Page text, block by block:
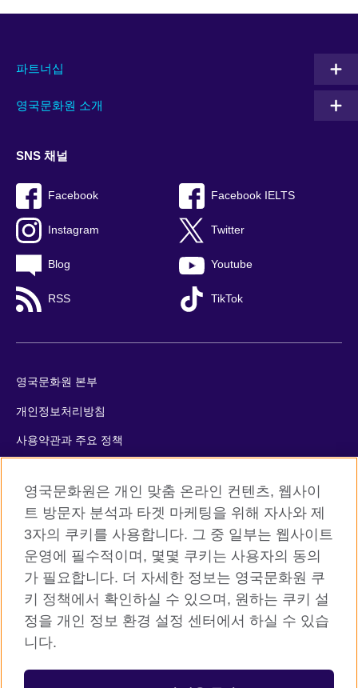
파트너십
영국문화원 소개
SNS 채널
Facebook Facebook IELTS
Instagram Twitter
Blog Youtube
RSS TikTok
영국문화원 본부
개인정보처리방침
사용약관과 주요 정책
사이트맵
© 2026 British Council
The United Kingdom’s international organisation for cultural
relations and educational opportunities. A registered charity:
209131 (England and Wales) SC037733 (Scotland)
서울시 중구 서소문로 11길 19 (정동 34-5 배재정동빌딩B동) 2층
영국문화원은 개인 맞춤 온라인 컨텐츠, 웹사이
트 방문자 분석과 타겟 마케팅을 위해 자사와 제
3자의 쿠키를 사용합니다. 그 중 일부는 웹사이트
운영에 필수적이며, 몇몇 쿠키는 사용자의 동의
가 필요합니다. 더 자세한 정보는 영국문화원 쿠
키 정책에서 확인하실 수 있으며, 원하는 쿠키 설
정을 개인 정보 환경 설정 센터에서 하실 수 있습
니다.